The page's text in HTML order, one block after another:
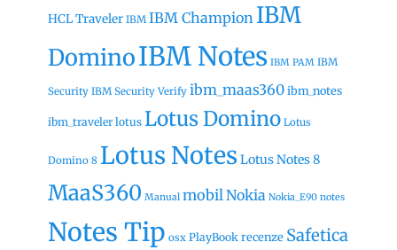
HCL Traveler IBM IBM Champion IBM
DominoIBM Notes IBM PAM IBM
Security IBM Security Verify ibm_maas360ibm_notes
ibm_traveler lotus Lotus Domino Lotus
Domino 8 Lotus Notes Lotus Notes 8
MaaS360 Manual mobilNokia Nokia_E90 notes
Notes Tip osx PlayBook recenze Safetica